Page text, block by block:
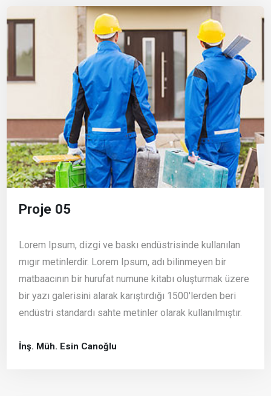
Proje 05
Lorem Ipsum, dizgi ve baskı endüstrisinde kullanılan
mıgır metinlerdir. Lorem Ipsum, adı bilinmeyen bir
matbaacının bir hurufat numune kitabı oluşturmak üzere
bir yazı galerisini alarak karıştırdığı 1500'lerden beri
endüstri standardı sahte metinler olarak kullanılmıştır.
İnş. Müh. Esin Canoğlu